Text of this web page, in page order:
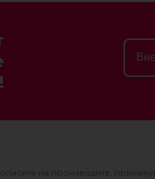
на производите,